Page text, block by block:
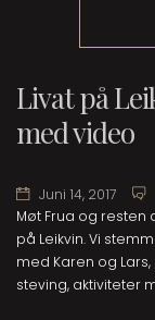
Livat på
med video
Juni 14, 2017
Møt Frua og resten
på Leikvin. Vi
med Karen og
steving, aktiviteter